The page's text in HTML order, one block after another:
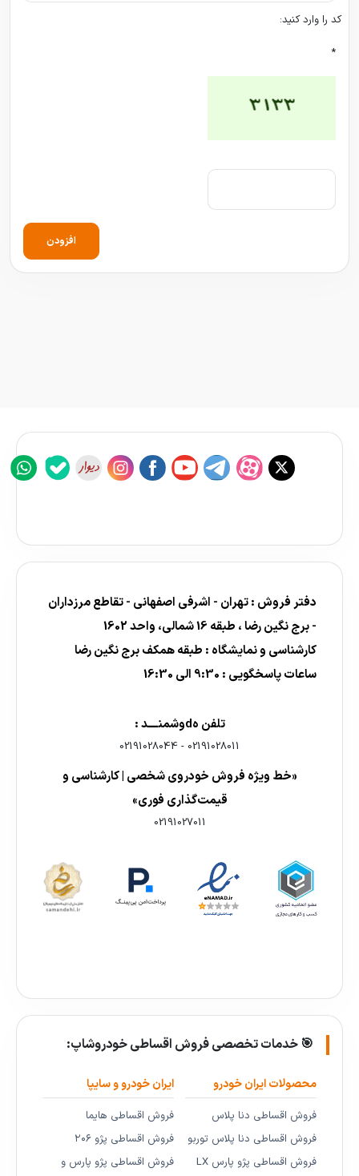
کد را وارد کنید:
*
افزودن
دفتر فروش : تهران - اشرفی اصفهانی - تقاطع مرزداران
- برج نگین رضا ، طبقه 16 شمالی، واحد 1602
کارشناسی و نمایشگاه : طبقه همکف برج نگین رضا
ساعات پاسخگویی : 9:30 الی 16:30
تلفن هdوشمنــــد :
02191028011
-
02191028044
«خط ویژه فروش خودروی شخصی | کارشناسی و
قیمت‌گذاری فوری»
02191027011
🎯 خدمات تخصصی فروش اقساطی خودروشاپ:
محصولات ایران خودرو
فروش اقساطی دنا پلاس
فروش اقساطی دنا پلاس توربو
فروش اقساطی پژو پارس LX
ایران خودرو و سایپا
فروش اقساطی هایما
فروش اقساطی پژو ۲۰۶
فروش اقساطی پژو پارس و